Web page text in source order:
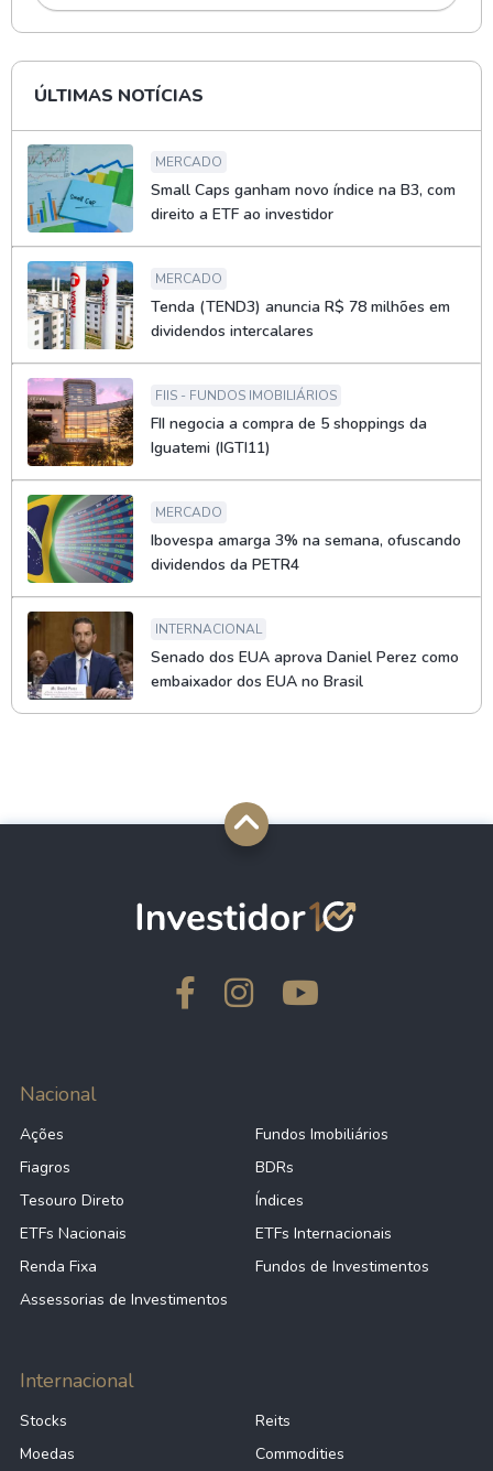
ÚLTIMAS NOTÍCIAS
MERCADO
Small Caps ganham novo índice na B3, com
direito a ETF ao investidor
MERCADO
Tenda (TEND3) anuncia R$ 78 milhões em
dividendos intercalares
FIIS - FUNDOS IMOBILIÁRIOS
FII negocia a compra de 5 shoppings da
Iguatemi (IGTI11)
MERCADO
Ibovespa amarga 3% na semana, ofuscando
dividendos da PETR4
INTERNACIONAL
Senado dos EUA aprova Daniel Perez como
embaixador dos EUA no Brasil
Nacional
Ações
Fundos Imobiliários
Fiagros
BDRs
Tesouro Direto
Índices
ETFs Nacionais
ETFs Internacionais
Renda Fixa
Fundos de Investimentos
Assessorias de Investimentos
Internacional
Stocks
Reits
Moedas
Commodities